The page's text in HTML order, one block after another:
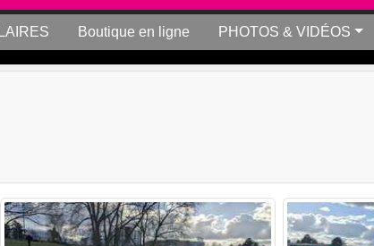
Boutique en ligne PHOTOS & VIDÉOS